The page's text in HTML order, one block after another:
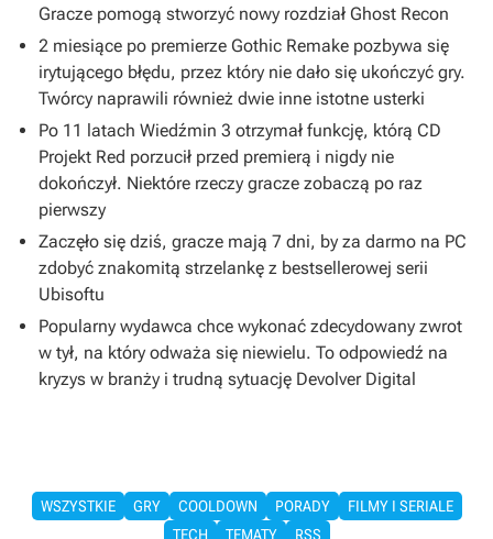
Gracze pomogą stworzyć nowy rozdział Ghost Recon
2 miesiące po premierze Gothic Remake pozbywa się
irytującego błędu, przez który nie dało się ukończyć gry.
Twórcy naprawili również dwie inne istotne usterki
Po 11 latach Wiedźmin 3 otrzymał funkcję, którą CD
Projekt Red porzucił przed premierą i nigdy nie
dokończył. Niektóre rzeczy gracze zobaczą po raz
pierwszy
Zaczęło się dziś, gracze mają 7 dni, by za darmo na PC
zdobyć znakomitą strzelankę z bestsellerowej serii
Ubisoftu
Popularny wydawca chce wykonać zdecydowany zwrot
w tył, na który odważa się niewielu. To odpowiedź na
kryzys w branży i trudną sytuację Devolver Digital
WSZYSTKIE GRY COOLDOWN PORADY
FILMY I SERIALE
TECH
TEMATY RSS